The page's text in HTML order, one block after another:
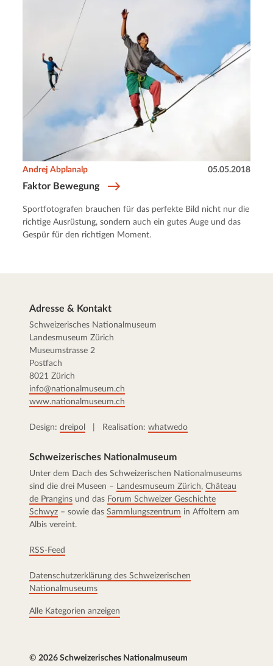
Faktor Bewegung
Andrej Abplanalp 05.05.2018
Sportfotografen brauchen für das perfekte Bild nicht nur die
richtige Ausrüstung, sondern auch ein gutes Auge und das
Gespür für den richtigen Moment.
Adresse & Kontakt
Schweizerisches Nationalmuseum
Landesmuseum Zürich
Museumstrasse 2
Postfach
8021 Zürich
info@nationalmuseum.ch
www.nationalmuseum.ch
Design: dreipol | Realisation: whatwedo
Schweizerisches Nationalmuseum
Unter dem Dach des Schweizerischen Nationalmuseums
sind die drei Museen – Landesmuseum Zürich, Château
de Prangins und das Forum Schweizer Geschichte
Schwyz – sowie das Sammlungszentrum in Affoltern am
Albis vereint.
RSS-Feed
Datenschutzerklärung des Schweizerischen
Nationalmuseums
Alle Kategorien anzeigen
© 2026 Schweizerisches Nationalmuseum